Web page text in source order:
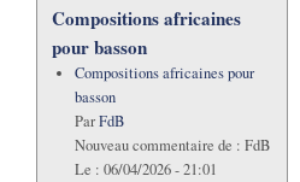
Compositions africaines
pour basson
Compositions africaines pour
basson
ParFdB
Nouveau commentaire de : FdB
Le : 06/04/2026 - 21:01